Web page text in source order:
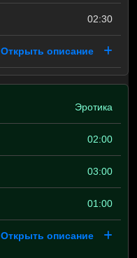
02:30
Открыть описание
Эротика
02:00
03:00
01:00
Открыть описание